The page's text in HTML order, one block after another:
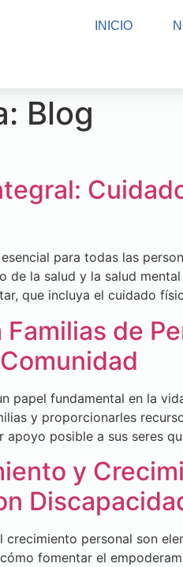
INICIO
Blog
para todas las
de la salud y la salud
que incluya el cuidado
Familias de
papel fundamental en la
y proporcionarles
apoyo posible a sus seres
y
crecimiento personal son
fomentar el